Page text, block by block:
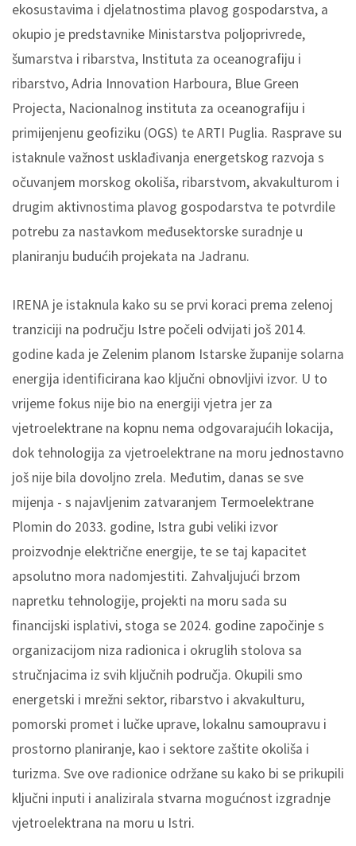
ekosustavima i djelatnostima plavog gospodarstva, a
okupio je predstavnike Ministarstva poljoprivrede,
šumarstva i ribarstva, Instituta za oceanografiju i
ribarstvo, Adria Innovation Harboura, Blue Green
Projecta, Nacionalnog instituta za oceanografiju i
primijenjenu geofiziku (OGS) te ARTI Puglia. Rasprave su
istaknule važnost usklađivanja energetskog razvoja s
očuvanjem morskog okoliša, ribarstvom, akvakulturom i
drugim aktivnostima plavog gospodarstva te potvrdile
potrebu za nastavkom međusektorske suradnje u
planiranju budućih projekata na Jadranu.
IRENA je istaknula kako su se prvi koraci prema zelenoj
tranziciji na području Istre počeli odvijati još 2014.
godine kada je Zelenim planom Istarske županije solarna
energija identificirana kao ključni obnovljivi izvor. U to
vrijeme fokus nije bio na energiji vjetra jer za
vjetroelektrane na kopnu nema odgovarajućih lokacija,
dok tehnologija za vjetroelektrane na moru jednostavno
još nije bila dovoljno zrela. Međutim, danas se sve
mijenja - s najavljenim zatvaranjem Termoelektrane
Plomin do 2033. godine, Istra gubi veliki izvor
proizvodnje električne energije, te se taj kapacitet
apsolutno mora nadomjestiti. Zahvaljujući brzom
napretku tehnologije, projekti na moru sada su
financijski isplativi, stoga se 2024. godine započinje s
organizacijom niza radionica i okruglih stolova sa
stručnjacima iz svih ključnih područja. Okupili smo
energetski i mrežni sektor, ribarstvo i akvakulturu,
pomorski promet i lučke uprave, lokalnu samoupravu i
prostorno planiranje, kao i sektore zaštite okoliša i
turizma. Sve ove radionice održane su kako bi se prikupili
ključni inputi i analizirala stvarna mogućnost izgradnje
vjetroelektrana na moru u Istri.